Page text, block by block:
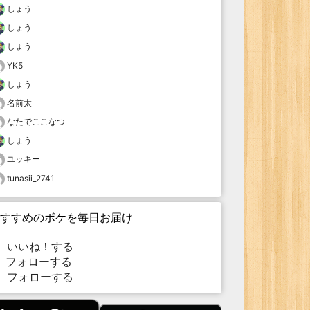
しょう
しょう
しょう
YK5
しょう
名前太
なたでここなつ
しょう
ユッキー
tunasii_2741
すめのボケを毎日お届け
いいね！する
ォローする
フォローする